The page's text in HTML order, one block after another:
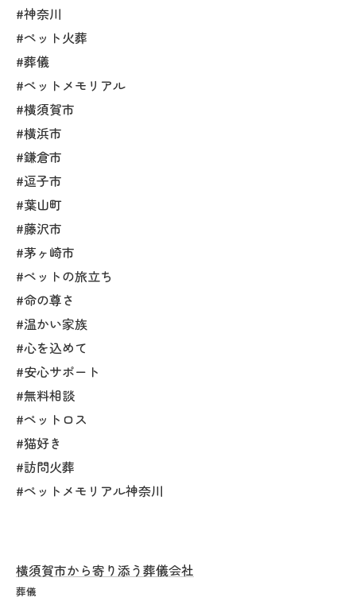
#神奈川
#ペット火葬
#葬儀
#ペットメモリアル
#横須賀市
#横浜市
#鎌倉市
#逗子市
#葉山町
#藤沢市
#茅ヶ崎市
#ペットの旅立ち
#命の尊さ
#温かい家族
#心を込めて
#安心サポート
#無料相談
#ペットロス
#猫好き
#訪問火葬
#ペットメモリアル神奈川
横須賀市から寄り添う葬儀会社
葬儀